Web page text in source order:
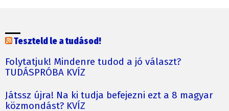
Teszteld le a tudásod!
Folytatjuk! Mindenre tudod a jó választ?
TUDÁSPRÓBA KVÍZ
Játssz újra! Na ki tudja befejezni ezt a 8 magyar
közmondást? KVÍZ